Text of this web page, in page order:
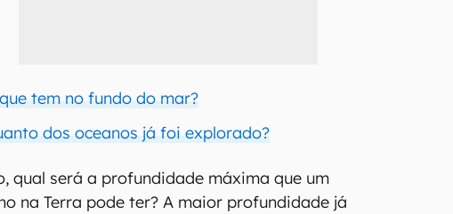
tem no fundo do mar?
dos oceanos já foi explorado?
qual será a profundidade máxima que um
na Terra pode ter? A maior profundidade já